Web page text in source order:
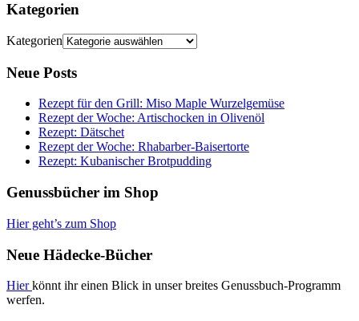
Kategorien
Kategorien
Neue Posts
Rezept für den Grill: Miso Maple Wurzelgemüse
Rezept der Woche: Artischocken in Olivenöl
Rezept: Dätschet
Rezept der Woche: Rhabarber-Baisertorte
Rezept: Kubanischer Brotpudding
Genussbücher im Shop
Hier geht’s zum Shop
Neue Hädecke-Bücher
Hierkönnt ihr einen Blick in unser breites Genussbuch-Programm
werfen.